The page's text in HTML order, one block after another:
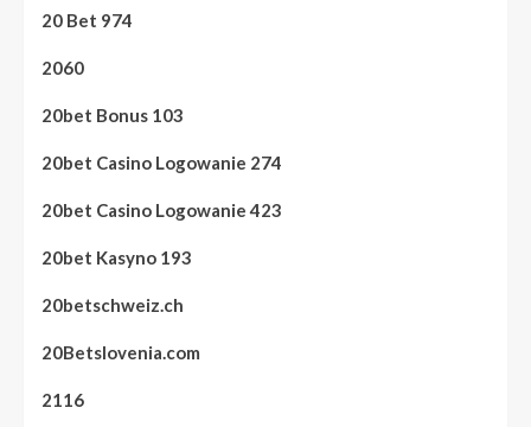
20 Bet 974
2060
20bet Bonus 103
20bet Casino Logowanie 274
20bet Casino Logowanie 423
20bet Kasyno 193
20betschweiz.ch
20Betslovenia.com
2116